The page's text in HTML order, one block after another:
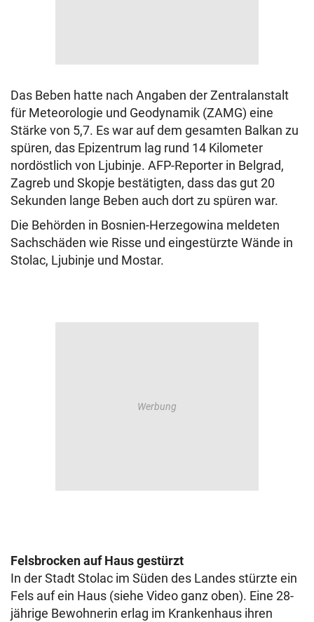
Das Beben hatte nach Angaben der Zentralanstalt
für Meteorologie und Geodynamik (ZAMG) eine
Stärke von 5,7. Es war auf dem gesamten Balkan zu
spüren, das Epizentrum lag rund 14 Kilometer
nordöstlich von Ljubinje. AFP-Reporter in Belgrad,
Zagreb und Skopje bestätigten, dass das gut 20
Sekunden lange Beben auch dort zu spüren war.
Die Behörden in Bosnien-Herzegowina meldeten
Sachschäden wie Risse und eingestürzte Wände in
Stolac, Ljubinje und Mostar.
Felsbrocken auf Haus gestürzt
In der Stadt Stolac im Süden des Landes stürzte ein
Fels auf ein Haus (siehe Video ganz oben). Eine 28-
jährige Bewohnerin erlag im Krankenhaus ihren